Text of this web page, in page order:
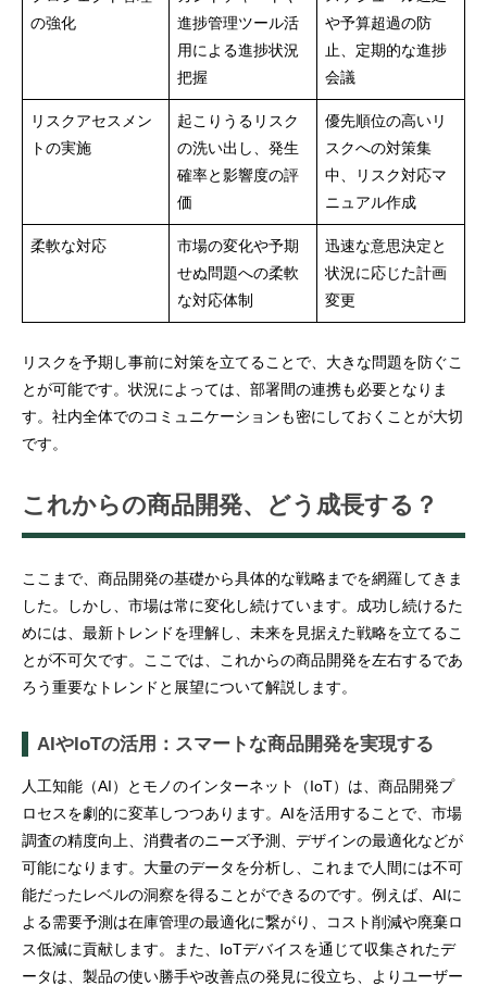
の強化
進捗管理ツール活
用による進捗状況
把握
や予算超過の防
止、定期的な進捗
会議
リスクアセスメン
トの実施
起こりうるリスク
の洗い出し、発生
確率と影響度の評
価
優先順位の高いリ
スクへの対策集
中、リスク対応マ
ニュアル作成
柔軟な対応
市場の変化や予期
せぬ問題への柔軟
な対応体制
迅速な意思決定と
状況に応じた計画
変更
リスクを予期し事前に対策を立てることで、大きな問題を防ぐこ
とが可能です。状況によっては、部署間の連携も必要となりま
す。社内全体でのコミュニケーションも密にしておくことが大切
です。
これからの商品開発、どう成長する？
ここまで、商品開発の基礎から具体的な戦略までを網羅してきま
した。しかし、市場は常に変化し続けています。成功し続けるた
めには、最新トレンドを理解し、未来を見据えた戦略を立てるこ
とが不可欠です。ここでは、これからの商品開発を左右するであ
ろう重要なトレンドと展望について解説します。
AIやIoTの活用：スマートな商品開発を実現する
人工知能（AI）とモノのインターネット（IoT）は、商品開発プ
ロセスを劇的に変革しつつあります。AIを活用することで、市場
調査の精度向上、消費者のニーズ予測、デザインの最適化などが
可能になります。大量のデータを分析し、これまで人間には不可
能だったレベルの洞察を得ることができるのです。例えば、AIに
よる需要予測は在庫管理の最適化に繋がり、コスト削減や廃棄ロ
ス低減に貢献します。また、IoTデバイスを通じて収集されたデ
ータは、製品の使い勝手や改善点の発見に役立ち、よりユーザー